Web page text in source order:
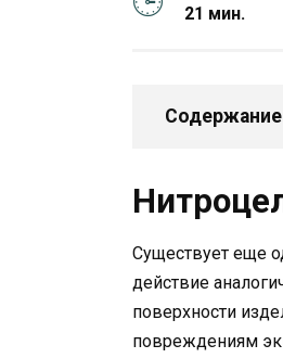
21 мин.
Содержание
Существует еще
действие
поверхности
повреждениям